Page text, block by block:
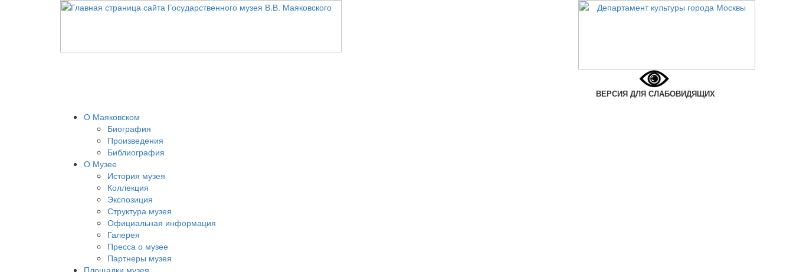
ВЕРСИЯ ДЛЯ СЛАБОВИДЯЩИХ
О Маяковском
Биография
Произведения
Библиография
О Музее
История музея
Коллекция
Экспозиция
Структура музея
Официальная информация
Галерея
Пресса о музее
Партнеры музея
Площадки музея